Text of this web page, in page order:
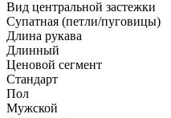
Вид центральной застежки
Супатная (петли/пуговицы)
Длина рукава
Длинный
Ценовой сегмент
Стандарт
Пол
Мужской